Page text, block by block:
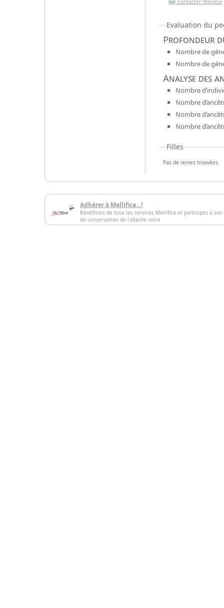
Contacter l'éleveur
Evaluation du
Profondeur
Nombre de
Nombre de
Analyse des
Nombre
Nombre
Nombre
Nombre
Filles
Pas de reines trouvées.
Adhérer à Mellifica…!
Bénéficiez de tous les services Mellifica et participez à
de conservation de l'abeille noire